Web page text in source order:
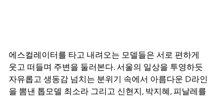
에스컬레이터를 타고 내려오는 모델들은 서로 편하게
웃고 떠들며 주변을 둘러본다. 서울의 일상을 투영하듯
자유롭고 생동감 넘치는 분위기 속에서 아름다운 D라인
을 뽐낸 톱모델 최소라 그리고 신현지, 박지혜, 피날레를